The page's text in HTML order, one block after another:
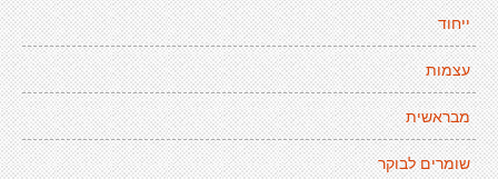
ייחוד
עצמות
מבראשית
שומרים לבוקר